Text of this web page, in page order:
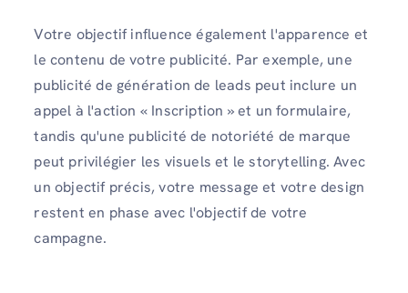
Votre objectif influence également l'apparence et
le contenu de votre publicité. Par exemple, une
publicité de génération de leads peut inclure un
appel à l'action « Inscription » et un formulaire,
tandis qu'une publicité de notoriété de marque
peut privilégier les visuels et le storytelling. Avec
un objectif précis, votre message et votre design
restent en phase avec l'objectif de votre
campagne.